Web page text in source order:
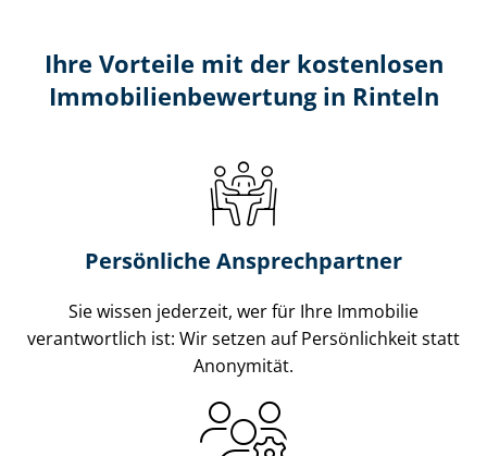
Ihre Vorteile mit der kostenlosen
Im­mo­bi­li­en­be­wer­tung in Rinteln
Persönliche Ansprechpartner
Sie wissen jederzeit, wer für Ihre Immobilie
verantwortlich ist: Wir setzen auf Persönlichkeit statt
Anonymität.